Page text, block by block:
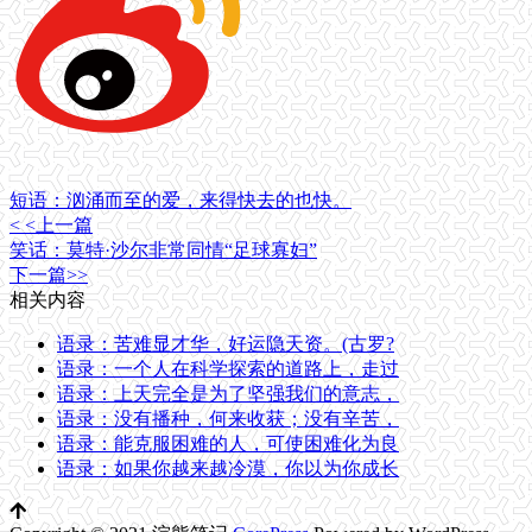
短语：汹涌而至的爱，来得快去的也快。
< <上一篇
笑话：莫特·沙尔非常同情“足球寡妇”
下一篇>>
相关内容
语录：苦难显才华，好运隐天资。(古罗?
语录：一个人在科学探索的道路上，走过
语录：上天完全是为了坚强我们的意志，
语录：没有播种，何来收获；没有辛苦，
语录：能克服困难的人，可使困难化为良
语录：如果你越来越冷漠，你以为你成长